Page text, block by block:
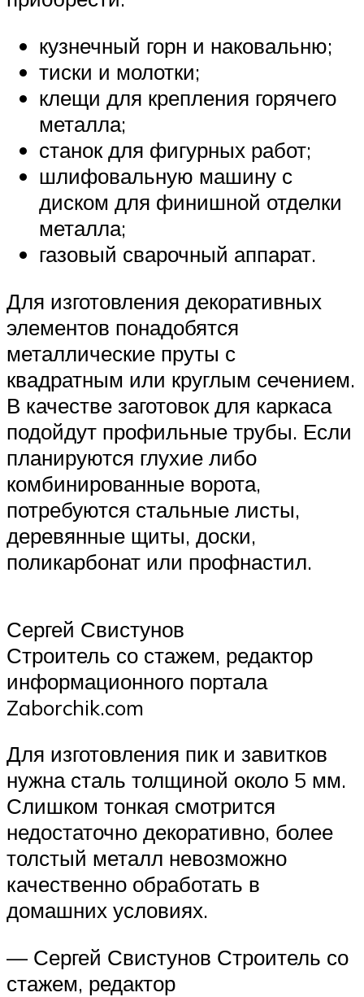
кузнечный горн и наковальню;
тиски и молотки;
клещи для крепления горячего
металла;
станок для фигурных работ;
шлифовальную машину с
диском для финишной отделки
металла;
газовый сварочный аппарат.
Для изготовления декоративных
элементов понадобятся
металлические пруты с
квадратным или круглым сечением.
В качестве заготовок для каркаса
подойдут профильные трубы. Если
планируются глухие либо
комбинированные ворота,
потребуются стальные листы,
деревянные щиты, доски,
поликарбонат или профнастил.
Сергей Свистунов
Строитель со стажем, редактор
информационного портала
Zaborchik.com
Для изготовления пик и завитков
нужна сталь толщиной около 5 мм.
Слишком тонкая смотрится
недостаточно декоративно, более
толстый металл невозможно
качественно обработать в
домашних условиях.
— Сергей Свистунов Строитель со
стажем, редактор